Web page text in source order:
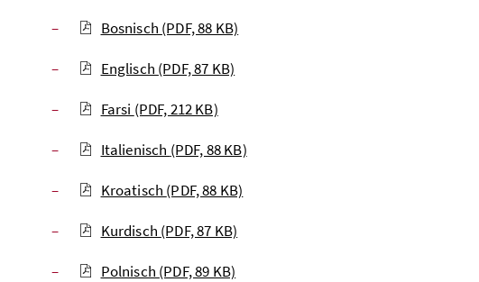
Bosnisch (PDF, 88 KB)
Englisch (PDF, 87 KB)
Farsi (PDF, 212 KB)
Italienisch (PDF, 88 KB)
Kroatisch (PDF, 88 KB)
Kurdisch (PDF, 87 KB)
Polnisch (PDF, 89 KB)